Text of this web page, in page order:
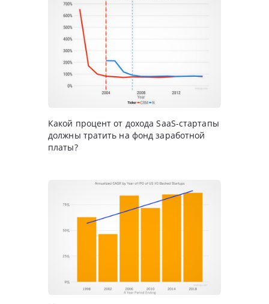
Какой процент от дохода SaaS-стартапы
должны тратить на фонд заработной
платы?